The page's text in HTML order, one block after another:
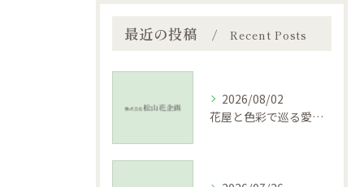
最近の投稿 Recent Posts
2026/08/02
花屋と色彩で巡る愛媛県松山市宇和島市の季節と贈り物ガイド